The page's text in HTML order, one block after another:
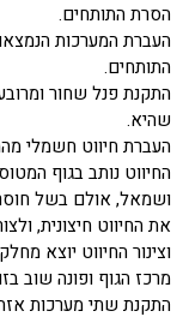
הסרת התותחים.
העברת המערכות
התותחים.
התקנת פנל שחור
שהיא.
החיווט נותב בגוף
ושמאל, אולם בשל חוסר
את החיווט חיצונית,
וצינור החיווט יוצא
מרכז הגוף ופונה שוב